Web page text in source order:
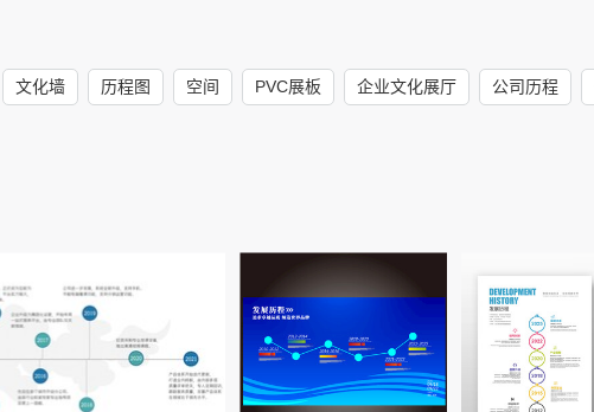
文化墙 历程图 空间 PVC展板 企业文化展厅 公司历程